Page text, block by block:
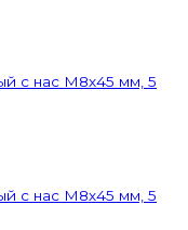
с нас М8х45 мм, 5
с нас М8х45 мм, 5